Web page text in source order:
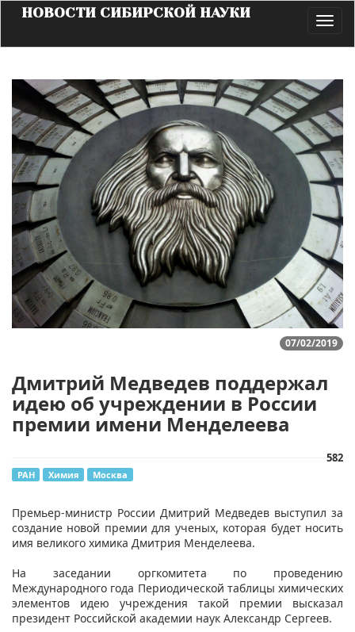
НОВОСТИ СИБИРСКОЙ НАУКИ
07/02/2019
Дмитрий Медведев поддержал
идею об учреждении в России
премии имени Менделеева
582
РАН Химия Москва
Премьер-министр России Дмитрий Медведев выступил за
создание новой премии для ученых, которая будет носить
имя великого химика Дмитрия Менделеева.
На заседании оргкомитета по проведению
Международного года Периодической таблицы химических
элементов идею учреждения такой премии высказал
президент Российской академии наук Александр Сергеев.